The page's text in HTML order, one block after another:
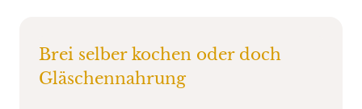
Brei selber kochen oder doch
Gläschennahrung